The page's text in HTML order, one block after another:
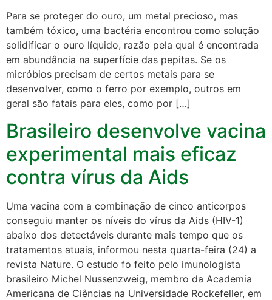
Para se proteger do ouro, um metal precioso, mas
também tóxico, uma bactéria encontrou como solução
solidificar o ouro líquido, razão pela qual é encontrada
em abundância na superfície das pepitas. Se os
micróbios precisam de certos metais para se
desenvolver, como o ferro por exemplo, outros em
geral são fatais para eles, como por […]
Brasileiro desenvolve vacina
experimental mais eficaz
contra vírus da Aids
Uma vacina com a combinação de cinco anticorpos
conseguiu manter os níveis do vírus da Aids (HIV-1)
abaixo dos detectáveis durante mais tempo que os
tratamentos atuais, informou nesta quarta-feira (24) a
revista Nature. O estudo fo feito pelo imunologista
brasileiro Michel Nussenzweig, membro da Academia
Americana de Ciências na Universidade Rockefeller, em